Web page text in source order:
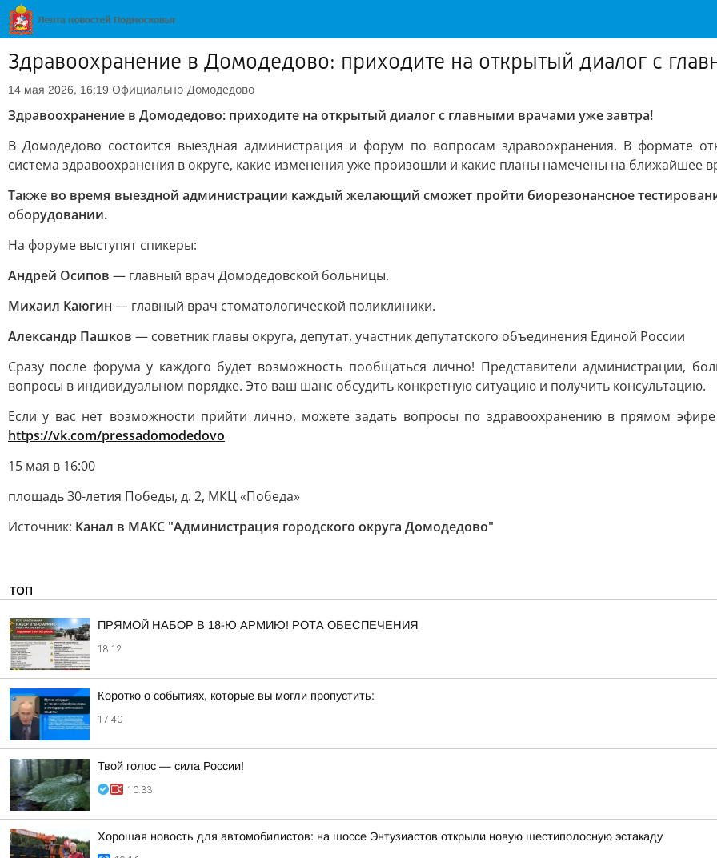
Здравоохранение в Домодедово: приходите на открытый диалог с
14 мая 2026, 16:19 Официально Домодедово
Здравоохранение в Домодедово: приходите на открытый диалог с главными врачами уже завтра!
В Домодедово состоится выездная администрация и форум по вопросам здравоохранения. В формате
система здравоохранения в округе, какие изменения уже произошли и какие планы намечены на ближайшее
Также во время выездной администрации каждый желающий сможет пройти биорезонансное
оборудовании.
На форуме выступят спикеры:
Андрей Осипов — главный врач Домодедовской больницы.
Михаил Каюгин — главный врач стоматологической поликлиники.
Александр Пашков — советник главы округа, депутат, участник депутатского объединения Единой России
Сразу после форума у каждого будет возможность пообщаться лично! Представители администрации,
вопросы в индивидуальном порядке. Это ваш шанс обсудить конкретную ситуацию и получить консультацию.
Если у вас нет возможности прийти лично, можете задать вопросы по здравоохранению в прямом
https://vk.com/pressadomodedovo
15 мая в 16:00
площадь 30-летия Победы, д. 2, МКЦ «Победа»
Источник: Канал в МАКС "Администрация городского округа Домодедово"
ТОП
ПРЯМОЙ НАБОР В 18-Ю АРМИЮ! РОТА ОБЕСПЕЧЕНИЯ
18:12
Коротко о событиях, которые вы могли пропустить:
17:40
Твой голос — сила России!
10:33
Хорошая новость для автомобилистов: на шоссе Энтузиастов открыли новую шестиполосную эстакаду